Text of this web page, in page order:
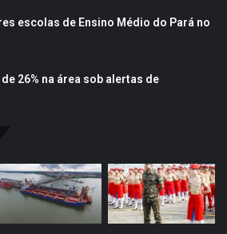
escolas de Ensino Médio do Pará no
26% na área sob alertas de